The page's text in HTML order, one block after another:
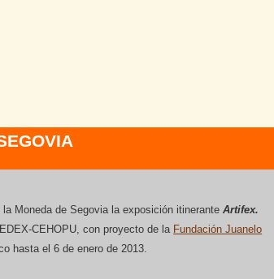
Moneda de Segovia la exposición itineranteArtifex.
CEHOPU, con proyecto de la Fundación Juanelo
hasta el 6 de enero de 2013.